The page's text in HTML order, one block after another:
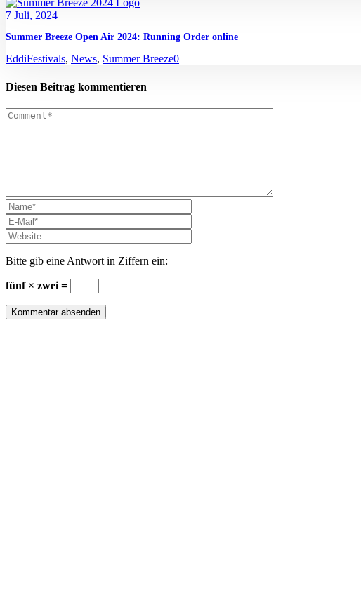
7 Juli, 2024
Summer Breeze Open Air 2024: Running Order online
EddiFestivals, News, Summer Breeze0
Diesen Beitrag kommentieren
Bitte gib eine Antwort in Ziffern ein:
fünf × zwei =